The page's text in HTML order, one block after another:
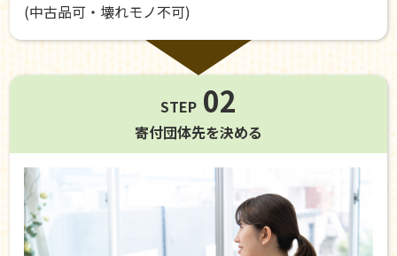
(中古品可・壊れモノ不可)
STEP 02
寄付団体先を決める